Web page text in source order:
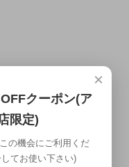
×
クーポン(ア
限定)
の機会にご利用くだ
てお使い下さい)